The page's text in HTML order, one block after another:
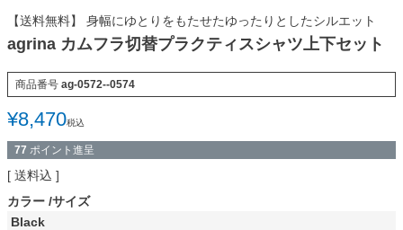
【送料無料】 身幅にゆとりをもたせたゆったりとしたシルエット
agrina カムフラ切替プラクティスシャツ上下セット
商品番号 ag-0572--0574
¥8,470税込
77 ポイント進呈
送料込
カラー サイズ
Black